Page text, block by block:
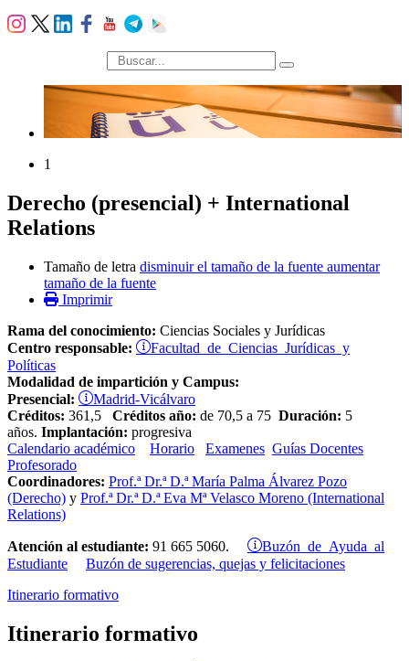
búsqueda
1
Derecho (presencial) + International
Relations
Tamaño de letra disminuir el tamaño de la fuente aumentar
tamaño de la fuente
Imprimir
Rama del conocimiento: Ciencias Sociales y Jurídicas
Centro responsable:
Facultad de Ciencias Jurídicas y
Políticas
Modalidad de impartición y Campus:
Presencial:
Madrid-Vicálvaro
Créditos: 361,5 Créditos año: de 70,5 a 75 Duración: 5
años. Implantación: progresiva
Calendario académico
Horario Examenes Guías Docentes
Profesorado
Coordinadores: Prof.ª Dr.ª D.ª María Palma Álvarez Pozo
(Derecho) y Prof.ª Dr.ª D.ªEva Mª Velasco Moreno (International
Relations)
Atención al estudiante: 91 665 5060.
Buzón de Ayuda al
Estudiante
Buzón de sugerencias, quejas y felicitaciones
Itinerario formativo
Itinerario formativo